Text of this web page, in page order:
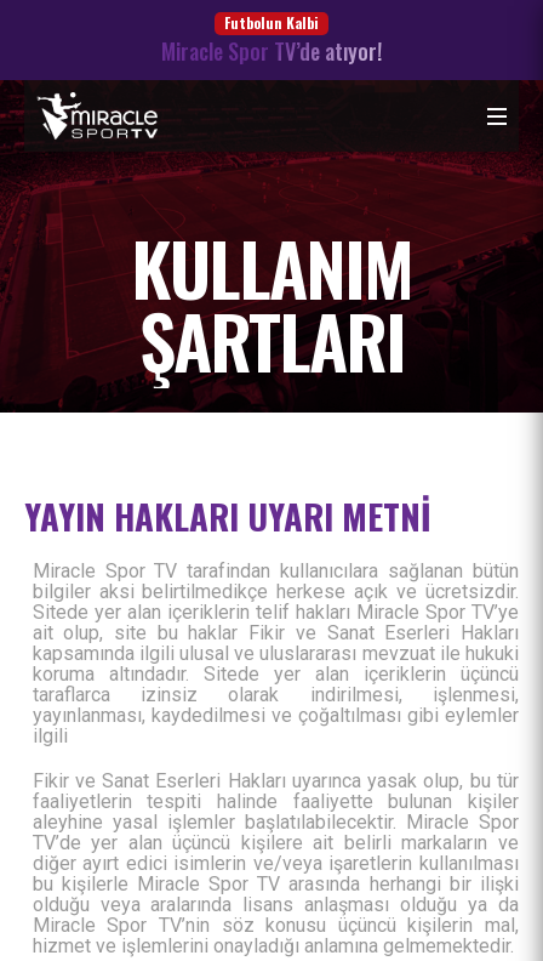
Futbolun Kalbi
Miracle Spor TV’de atıyor!
KULLANIM
ŞARTLARI
YAYIN HAKLARI UYARI METNİ
Miracle Spor TV tarafindan kullanıcılara sağlanan bütün
bilgiler aksi belirtilmedikçe herkese açık ve ücretsizdir.
Sitede yer alan içeriklerin telif hakları Miracle Spor TV’ye
ait olup, site bu haklar Fikir ve Sanat Eserleri Hakları
kapsamında ilgili ulusal ve uluslararası mevzuat ile hukuki
koruma altındadır. Sitede yer alan içeriklerin üçüncü
taraflarca izinsiz olarak indirilmesi, işlenmesi,
yayınlanması, kaydedilmesi ve çoğaltılması gibi eylemler
ilgili
Fikir ve Sanat Eserleri Hakları uyarınca yasak olup, bu tür
faaliyetlerin tespiti halinde faaliyette bulunan kişiler
aleyhine yasal işlemler başlatılabilecektir. Miracle Spor
TV’de yer alan üçüncü kişilere ait belirli markaların ve
diğer ayırt edici isimlerin ve/veya işaretlerin kullanılması
bu kişilerle Miracle Spor TV arasında herhangi bir ilişki
olduğu veya aralarında lisans anlaşması olduğu ya da
Miracle Spor TV’nin söz konusu üçüncü kişilerin mal,
hizmet ve işlemlerini onayladığı anlamına gelmemektedir.